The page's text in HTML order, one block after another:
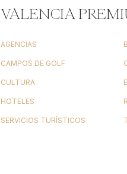
VALENCIA
AGENCIAS
CAMPOS DE GOLF
CULTURA
HOTELES
SERVICIOS TURÍSTICOS